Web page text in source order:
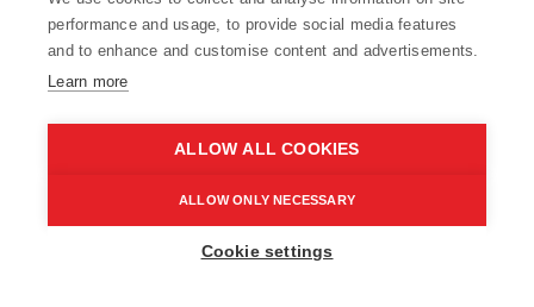
dokončit vysokoškolské vzdělání . Z mé
zkušenosti je nejhodnotnější částí studia
diplomová práce - dobře zvolené téma a
kvalitně vedená práce vám umožní vyzkoušet
Přinutí vás to také zorientovat se v komplexním
technickém problému. Určitě vytrvejte! I když
performance and usage, to provide social media features
and to enhance and customise content and advertisements.
Learn more
ALLOW ALL COOKIES
ALLOW ONLY NECESSARY
Cookie settings